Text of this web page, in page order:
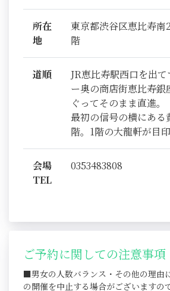
所在
地
東京都渋谷区恵比寿
階
道順
JR恵比寿駅西口を出て
ー奥の商店街恵比寿銀
ぐってそのまま直進。
最初の信号の横にある
階。1階の大龍軒が目印
会場
TEL
0353483808
ご予約に関しての注意事項
■男女の人数バランス・その他の理由
の開催を中止する場合がございますの